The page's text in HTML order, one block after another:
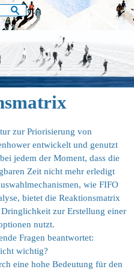
zur Priorisierung von
entwickelt und genutzt
jedem der Moment, dass die
Zeit nicht mehr erledigt
wie FIFO
bietet die Reaktionsmatrix
zur Erstellung einer
nutzt.
Fragen beantwortet:
wichtig?
eine hohe Bedeutung für den